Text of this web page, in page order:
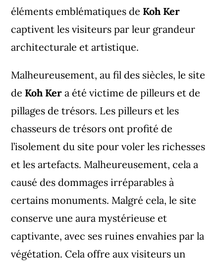
éléments emblématiques de Koh Ker
captivent les visiteurs par leur grandeur
architecturale et artistique.
Malheureusement, au fil des siècles, le site
de Koh Ker a été victime de pilleurs et de
pillages de trésors. Les pilleurs et les
chasseurs de trésors ont profité de
l’isolement du site pour voler les richesses
et les artefacts. Malheureusement, cela a
causé des dommages irréparables à
certains monuments. Malgré cela, le site
conserve une aura mystérieuse et
captivante, avec ses ruines envahies par la
végétation. Cela offre aux visiteurs un